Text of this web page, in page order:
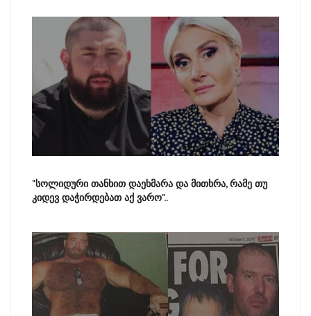
"სოლიდური თანხით დაეხმარა და მითხრა, რამე თუ
კიდევ დაჭირდებათ აქ ვარო"..